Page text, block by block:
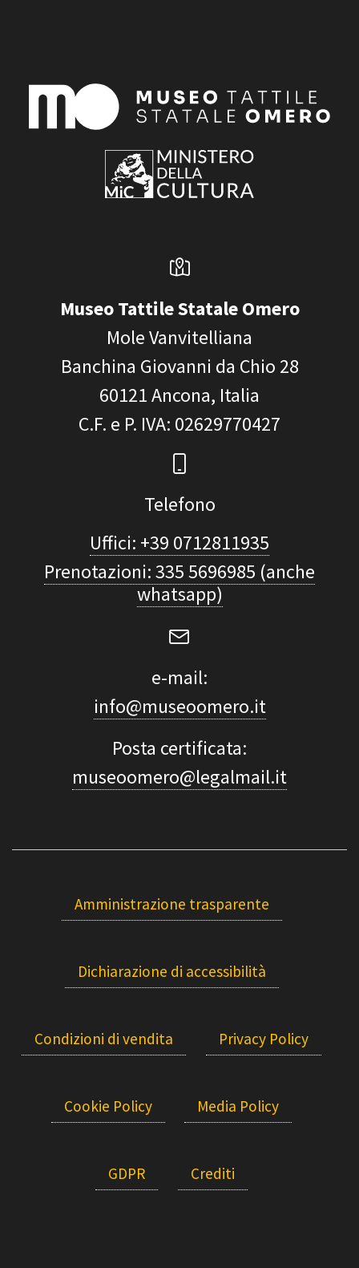
Museo Tattile Statale Omero
Mole Vanvitelliana
Banchina Giovanni da Chio 28
60121Ancona, Italia
C.F. e P. IVA: 02629770427
Telefono
Uffici: +39 0712811935
Prenotazioni: 335 5696985 (anche
whatsapp)
e-mail:
info@museoomero.it
Posta certificata:
museoomero@legalmail.it
Amministrazione trasparente
Dichiarazione di accessibilità
Condizioni di vendita Privacy Policy
Cookie Policy Media Policy
GDPR Crediti